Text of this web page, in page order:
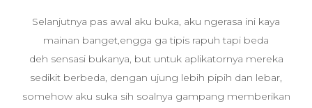
Selanjutnya pas awal aku buka, aku ngerasa ini kaya
mainan banget,engga ga tipis rapuh tapi beda
deh sensasi bukanya, but untuk aplikatornya mereka
sedikit berbeda, dengan ujung lebih pipih dan lebar,
somehow aku suka sih soalnya gampang memberikan